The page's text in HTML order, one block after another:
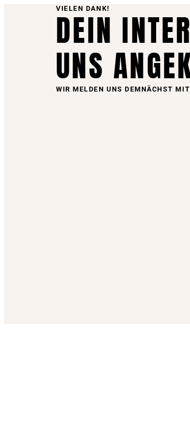
VIELEN DANK!
DEIN
UNS
WIR MELDEN UNS DEMNÄCHST